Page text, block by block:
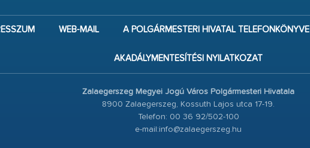
WEB-MAIL A POLGÁRMESTERI HIVATAL TELEFONKÖNYVE
AKADÁLYMENTESÍTÉSI NYILATKOZAT
Zalaegerszeg Megyei Jogú Város Polgármesteri Hivatala
8900 Zalaegerszeg, Kossuth Lajos utca 17-19.
Telefon: 00 36 92/502-100
e-mail:info@zalaegerszeg.hu